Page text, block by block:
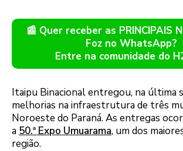
📰 Quer receber as PRINCIPAIS
Foz no WhatsApp?
Entre na comunidade do
Itaipu Binacional entregou, na última
melhorias na infraestrutura de três
Noroeste do Paraná. As entregas
a 50.ª Expo Umuarama, um dos
região.